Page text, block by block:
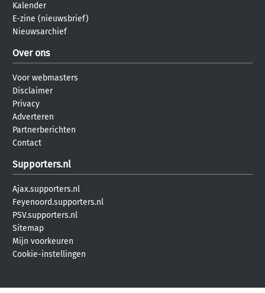
Kalender
E-zine (nieuwsbrief)
Nieuwsarchief
Over ons
Voor webmasters
Disclaimer
Privacy
Adverteren
Partnerberichten
Contact
Supporters.nl
Ajax.supporters.nl
Feyenoord.supporters.nl
PSV.supporters.nl
Sitemap
Mijn voorkeuren
Cookie-instellingen